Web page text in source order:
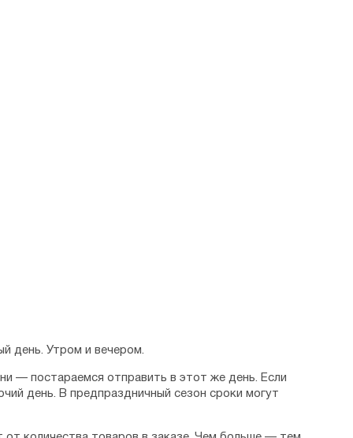
день. Утром и вечером.
— постараемся отправить в этот же день. Если
день. В предпраздничный сезон сроки могут